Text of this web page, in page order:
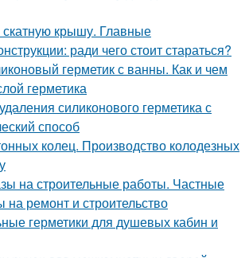
скатную крышу. Главные
ради чего стоит стараться?
герметик с ванны. Как и чем
герметика
силиконового герметика с
способ
колец. Производство колодезных
на строительные работы. Частные
на ремонт и строительство
герметики для душевых кабин и